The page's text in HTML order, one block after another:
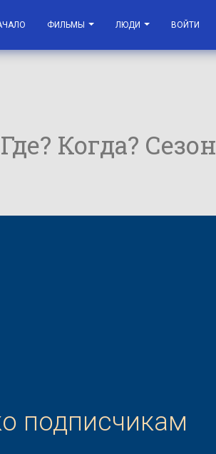
ФИЛЬМЫ ЛЮДИ ВОЙТИ
Когда? Сезон
подписчикам